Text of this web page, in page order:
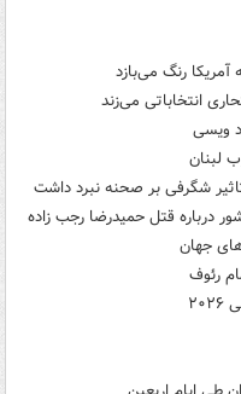
رنگ می‌بازد
انتخاباتی می‌زند
ویسی
لبنان
شگرفی بر صحنه نبرد داشت
درباره قتل حمیدرضا رجب زاده
جهان
رئوف